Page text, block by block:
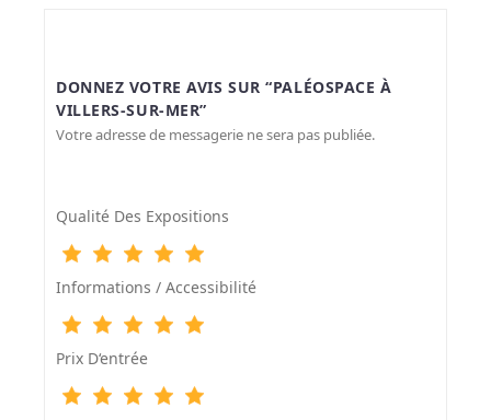
DONNEZ VOTRE AVIS SUR “PALÉOSPACE À
VILLERS-SUR-MER”
Votre adresse de messagerie ne sera pas publiée.
Qualité Des Expositions
Informations / Accessibilité
Prix D‘entrée